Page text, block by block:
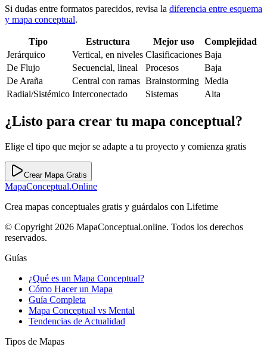
Si dudas entre formatos parecidos, revisa la diferencia entre esquema
y mapa conceptual.
Tipo Estructura Mejor uso
Complejidad
Jerárquico
Vertical, en niveles Clasificaciones Baja
De Flujo
Secuencial, lineal Procesos
Baja
De Araña
Central con ramas Brainstorming Media
Radial/Sistémico Interconectado Sistemas Alta
¿Listo para crear tu mapa conceptual?
Elige el tipo que mejor se adapte a tu proyecto y comienza gratis
Crear Mapa Gratis
MapaConceptual.Online
Crea mapas conceptuales gratis y guárdalos con Lifetime
© Copyright 2026 MapaConceptual.online. Todos los derechos
reservados.
Guías
¿Qué es un Mapa Conceptual?
Cómo Hacer un Mapa
Guía Completa
Mapa Conceptual vs Mental
Tendencias de Actualidad
Tipos de Mapas